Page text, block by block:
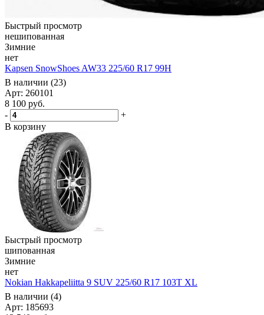
Быстрый просмотр
нешипованная
Зимние
нет
Kapsen SnowShoes AW33 225/60 R17 99H
В наличии (23)
Арт: 260101
8 100 руб.
-
+
В корзину
Быстрый просмотр
шипованная
Зимние
нет
Nokian Hakkapeliitta 9 SUV 225/60 R17 103T XL
В наличии (4)
Арт: 185693